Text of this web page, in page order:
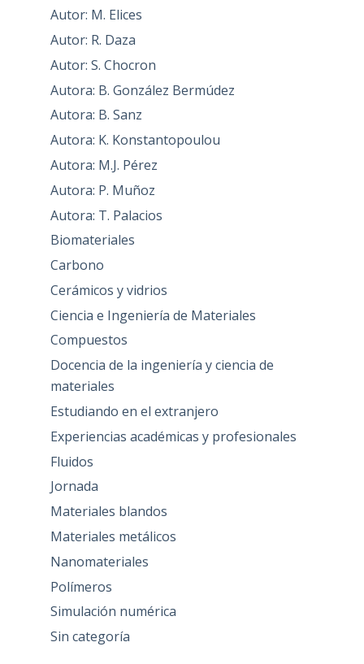
Autor: M. Elices
Autor: R. Daza
Autor: S. Chocron
Autora: B. González Bermúdez
Autora: B. Sanz
Autora: K. Konstantopoulou
Autora: M.J. Pérez
Autora: P. Muñoz
Autora: T. Palacios
Biomateriales
Carbono
Cerámicos y vidrios
Ciencia e Ingeniería de Materiales
Compuestos
Docencia de la ingeniería y ciencia de
materiales
Estudiando en el extranjero
Experiencias académicas y profesionales
Fluidos
Jornada
Materiales blandos
Materiales metálicos
Nanomateriales
Polímeros
Simulación numérica
Sin categoría